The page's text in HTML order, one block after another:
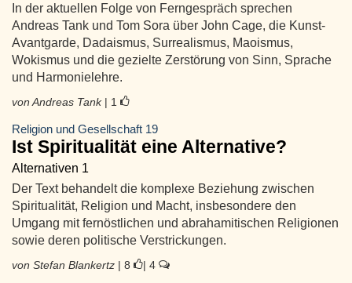
In der aktuellen Folge von Ferngespräch sprechen
Andreas Tank und Tom Sora über John Cage, die Kunst-
Avantgarde, Dadaismus, Surrealismus, Maoismus,
Wokismus und die gezielte Zerstörung von Sinn, Sprache
und Harmonielehre.
von Andreas Tank | 1
Religion und Gesellschaft 19
Ist Spiritualität eine Alternative?
Alternativen 1
Der Text behandelt die komplexe Beziehung zwischen
Spiritualität, Religion und Macht, insbesondere den
Umgang mit fernöstlichen und abrahamitischen Religionen
sowie deren politische Verstrickungen.
von Stefan Blankertz | 8 | 4